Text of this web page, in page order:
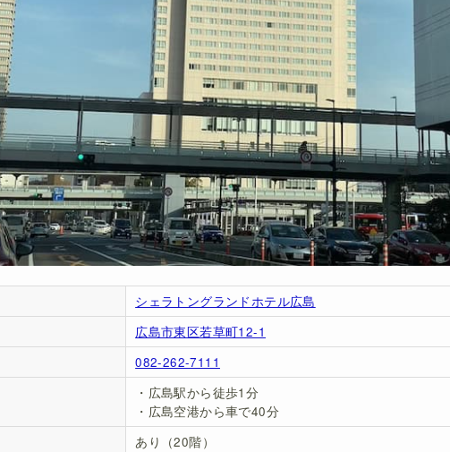
シェラトングランドホテル広島
広島市東区若草町12-1
082-262-7111
・広島駅から徒歩1分
・広島空港から車で40分
あり（20階）